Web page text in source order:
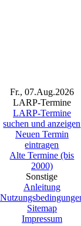
Fr., 07.Aug.2026
LARP-Termine
LARP-Termine
suchen und anzeigen
Neuen Termin
eintragen
Alte Termine (bis
2000)
Sonstige
Anleitung
Sitemap
Impressum